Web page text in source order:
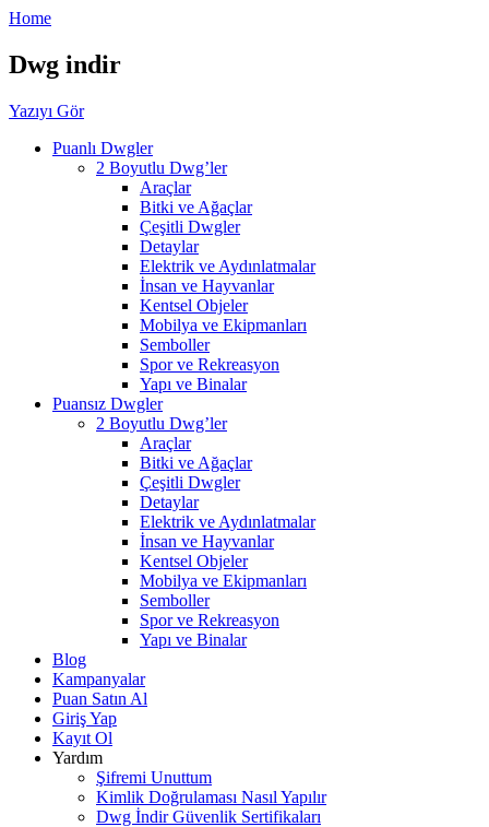
Home
Dwg indir
Yazıyı Gör
Puanlı Dwgler
2 Boyutlu Dwg’ler
Araçlar
Bitki ve Ağaçlar
Çeşitli Dwgler
Detaylar
Elektrik ve Aydınlatmalar
İnsan ve Hayvanlar
Kentsel Objeler
Mobilya ve Ekipmanları
Semboller
Spor ve Rekreasyon
Yapı ve Binalar
Puansız Dwgler
2 Boyutlu Dwg’ler
Araçlar
Bitki ve Ağaçlar
Çeşitli Dwgler
Detaylar
Elektrik ve Aydınlatmalar
İnsan ve Hayvanlar
Kentsel Objeler
Mobilya ve Ekipmanları
Semboller
Spor ve Rekreasyon
Yapı ve Binalar
Blog
Kampanyalar
Puan Satın Al
Giriş Yap
Kayıt Ol
Yardım
Şifremi Unuttum
Kimlik Doğrulaması Nasıl Yapılır
Dwg İndir Güvenlik Sertifikaları